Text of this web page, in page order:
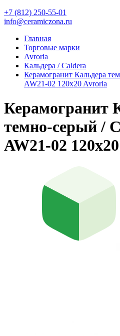
+7 (812) 250-55-01
info@ceramiczona.ru
Главная
Торговые марки
Avroria
Кальдера / Caldera
Керамогранит Кальдера
AW21-02 120x20 Avroria
Керамогранит
темно-серый /
AW21-02